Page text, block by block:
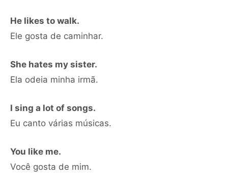
He likes to walk.
Ele gosta de caminhar.
She hates my sister.
Ela odeia minha irmã.
I sing a lot of songs.
Eu canto várias músicas.
You like me.
Você gosta de mim.